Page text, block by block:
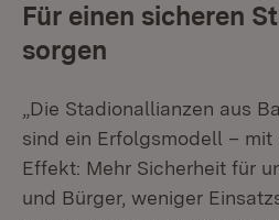
Für einen sicheren
sorgen
„Die Stadionallianzen aus
sind ein Erfolgsmodell –
Effekt: Mehr Sicherheit für
und Bürger, weniger